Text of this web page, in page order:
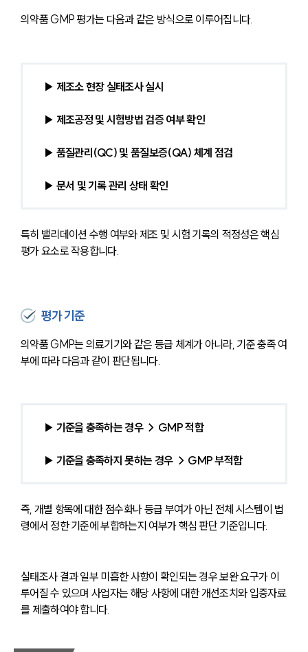
의약품 GMP 평가는 다음과 같은 방식으로 이루어집니다.
▶ 제조소 현장 실태조사 실시
▶ 제조공정 및 시험방법 검증 여부 확인
▶ 품질관리(QC) 및 품질보증(QA) 체계 점검
▶ 문서 및 기록 관리 상태 확인
특히 밸리데이션 수행 여부와 제조 및 시험 기록의 적정성은 핵심
평가 요소로 작용합니다.
평가 기준
의약품 GMP는 의료기기와 같은 등급 체계가 아니라, 기준 충족 여
부에 따라 다음과 같이 판단됩니다.
▶ 기준을 충족하는 경우 → GMP 적합
▶ 기준을 충족하지 못하는 경우 → GMP 부적합
즉, 개별 항목에 대한 점수화나 등급 부여가 아닌 전체 시스템이 법
령에서 정한 기준에 부합하는지 여부가 핵심 판단 기준입니다.
실태조사 결과 일부 미흡한 사항이 확인되는 경우 보완 요구가 이
루어질 수 있으며 사업자는 해당 사항에 대한 개선조치와 입증자료
를 제출하여야 합니다.